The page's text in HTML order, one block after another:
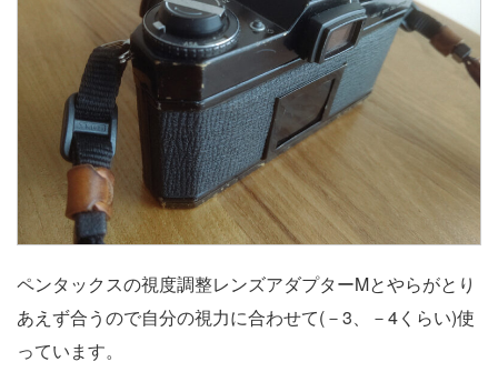
ペンタックスの視度調整レンズアダプターMとやらがとり
あえず合うので自分の視力に合わせて(－3、－4くらい)使
っています。